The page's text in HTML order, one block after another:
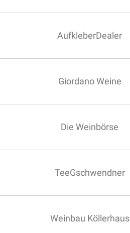
AufkleberDealer
Giordano Weine
Die Weinbörse
TeeGschwendner
Weinbau Köllerhaus